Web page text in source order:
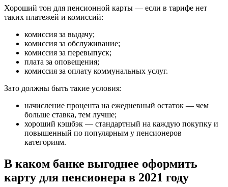
Хороший тон для пенсионной карты — если в тарифе нет
таких платежей и комиссий:
комиссия за выдачу;
комиссия за обслуживание;
комиссия за перевыпуск;
плата за оповещения;
комиссия за оплату коммунальных услуг.
Зато должны быть такие условия:
начисление процента на ежедневный остаток — чем
больше ставка, тем лучше;
хороший кэшбэк — стандартный на каждую покупку и
повышенный по популярным у пенсионеров
категориям.
В каком банке выгоднее оформить
карту для пенсионера в 2021 году